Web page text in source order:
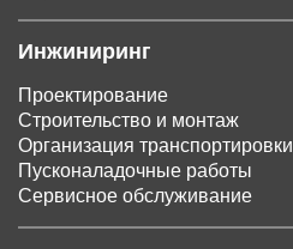
Инжиниринг
Проектирование
Строительство и монтаж
Организация транспортировки
Пусконаладочные работы
Сервисное обслуживание